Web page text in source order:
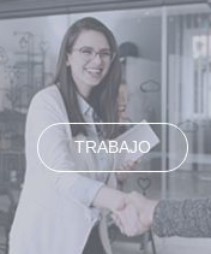
TRABAJO